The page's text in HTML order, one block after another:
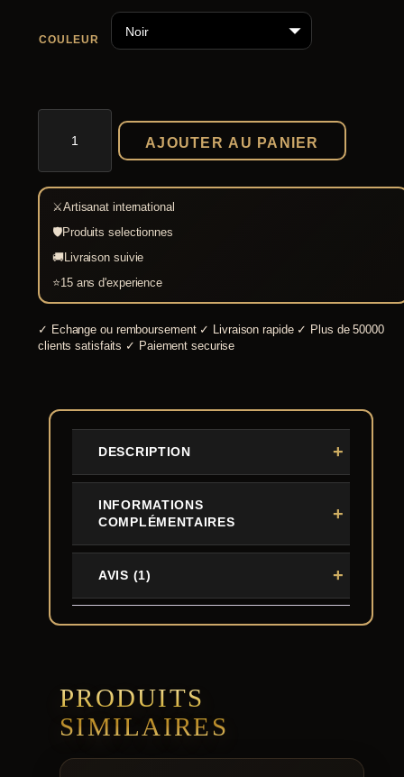
COULEUR
quantité
Pantalon
AJOUTER AU PANIER
⚔Artisanat international
🛡Produits selectionnes
🚚Livraison suivie
⭐15 ans d'experience
✓ Echange ou remboursement ✓ Livraison rapide ✓ Plus de 50000
clients satisfaits ✓ Paiement securise
DESCRIPTION
INFORMATIONS
COMPLÉMENTAIRES
AVIS (1)
PRODUITS
SIMILAIRES